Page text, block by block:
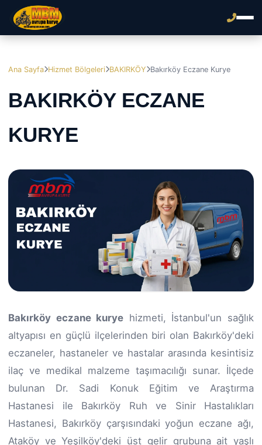
Ana Sayfa Hizmet Bölgeleri BAKIRKÖY Bakırköy Eczane Kurye
BAKIRKÖY ECZANE
KURYE
Bakırköy eczane kurye hizmeti, İstanbul'un sağlık
altyapısı en güçlü ilçelerinden biri olan Bakırköy'deki
eczaneler, hastaneler ve hastalar arasında kesintisiz
ilaç ve medikal malzeme taşımacılığı sunar. İlçede
bulunan Dr. Sadi Konuk Eğitim ve Araştırma
Hastanesi ile Bakırköy Ruh ve Sinir Hastalıkları
Hastanesi, Bakırköy çarşısındaki yoğun eczane ağı,
Ataköy ve Yeşilköy'deki üst gelir grubuna ait yaşlı